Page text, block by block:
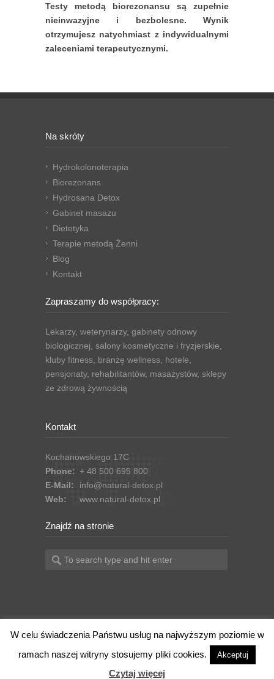
Testy metodą biorezonansu są zupełnie
nieinwazyjne i bezbolesne. Wynik
otrzymujesz natychmiast z indywidualnymi
zaleceniami terapeutycznymi.
Na skróty
Hydrokolonoterapia
Biorezonans
Hydrosana Detox
Gabinet masażu
Dietetyka
Terapie metodą Żenni
Blog
Kontakt
Zapraszamy do współpracy:
Lekarzy, weterynarzy, gabinety odnowy
biologicznej, salony kosmetyczne i fryzjerskie,
kluby fitness, branżę wellness, hotele,
pensjonaty, rehabilitantów, masażystów, sklepy
ze zdrową żywnością
Kontakt
Kochanowskiego 17C
Phone: + 48 500 695 800
E-Mail:
info@natural-detox.pl
Web:
www.natural-detox.pl
Znajdź na stronie
Copyright 2016 Natural-Detox
W celu świadczenia Państwu usług na najwyższym poziomie w
ramach naszej witryny stosujemy pliki cookies.
Akceptuj
Czytaj więcej